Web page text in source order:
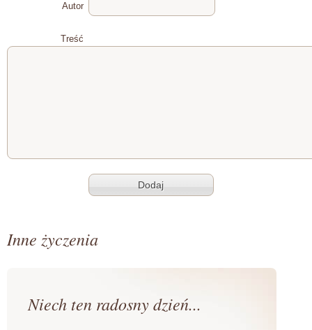
Autor
Treść
Inne życzenia
Niech ten radosny dzień...